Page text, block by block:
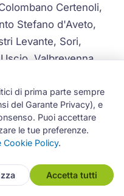
Certenoli,
Stefano d'Aveto,
Levante, Sori,
Valbrevenna,
la
telefonicamente al
garantendo
di prima parte sempre
del Garante Privacy), e
Puoi accettare
le tue preferenze.
Cookie Policy.
Accetta tutti